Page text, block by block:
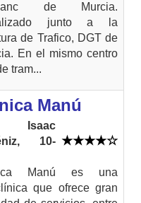
de Murcia.
junto a la
de Trafico, DGT de
En el mismo centro
tram...
Manú
Isaac
10-
Manú es una
que ofrece gran